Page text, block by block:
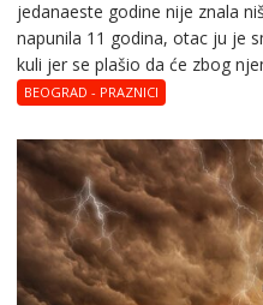
јеdanaеstе gоdinе nije znala
napunila 11 gоdina, otac ju je
kuli jer se plašio da će zbog
BEOGRAD - PRAZNICI